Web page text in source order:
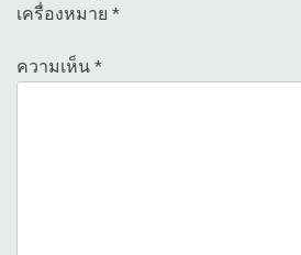
เครื่องหมาย *
ความเห็น *